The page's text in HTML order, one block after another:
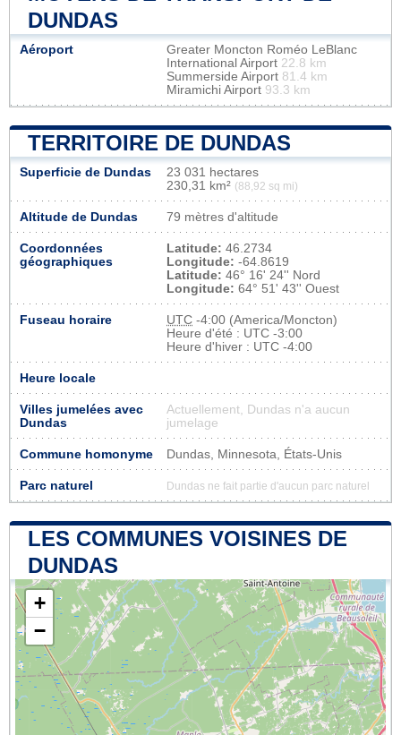
DUNDAS
Aéroport
Greater Moncton Roméo LeBlanc
International Airport 22.8 km
Summerside Airport 81.4 km
Miramichi Airport 93.3 km
TERRITOIRE DE DUNDAS
Superficie de Dundas
23 031 hectares
230,31 km² (88,92 sq mi)
Altitude de Dundas 79 mètres d'altitude
Coordonnées
géographiques
Latitude: 46.2734
Longitude: -64.8619
Latitude: 46° 16' 24'' Nord
Longitude: 64° 51' 43'' Ouest
Fuseau horaire UTC -4:00 (America/Moncton)
Heure d'été : UTC -3:00
Heure d'hiver : UTC -4:00
Heure locale
Villes jumelées avec
Dundas
Actuellement, Dundas n'a aucun
jumelage
Commune homonyme Dundas, Minnesota, États-Unis
Parc naturel Dundas ne fait partie d'aucun parc naturel
LES COMMUNES VOISINES DE
DUNDAS
+
−